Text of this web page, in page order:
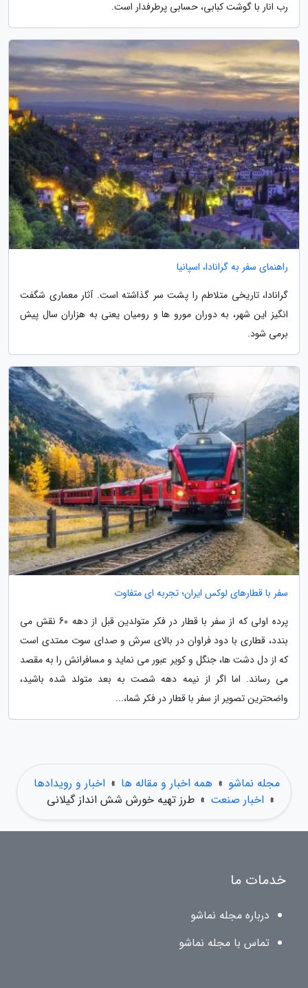
رب انار با گوشت کبابی، حسابی پرطرفدار است.
راهنمای سفر به گرانادا، اسپانیا
گرانادا، تاریخی متلاطم را پشت سر گذاشته است. آثار معماری شگفت
انگیز این شهر، به دوران مورو ها و رومیان یعنی به هزاران سال پیش
برمی شود.
سفر با قطارهای لوکس ایران؛ تجربه ای متفاوت
پرده اولی که از سفر با قطار در فکر متولدین قبل از دهه 60 نقش می
بندد، قطاری با دود فراوان در بالای سرش و صدای سوت ممتدی است
که از دل دشت ها، جنگل و کویر عبور می نماید و مسافرانش را به مقصد
می رساند. اما اگر از نیمه دهه شصت به بعد متولد شده باشید،
واضحترین تصویر از سفر با قطار در فکر شما،...
مجله نماشو » همه اخبار و مقاله ها » اخبار و رویدادها
» اخبار صنعت » طرز تهیه خورش شش انداز گیلانی
خدمات ما
درباره مجله نماشو
تماس با مجله نماشو